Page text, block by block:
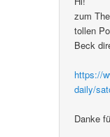
zum
tollen
Beck
https://
daily/
Danke